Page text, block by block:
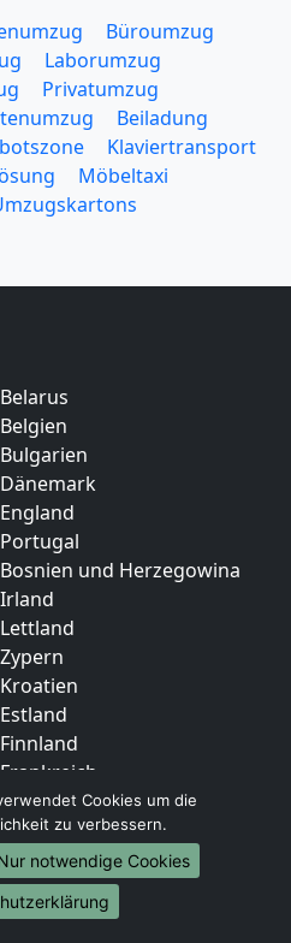
Büroumzug
Laborumzug
Privatumzug
Beiladung
Klaviertransport
Möbeltaxi
und Herzegowina
Cookies um die
zu verbessern.
notwendige Cookies